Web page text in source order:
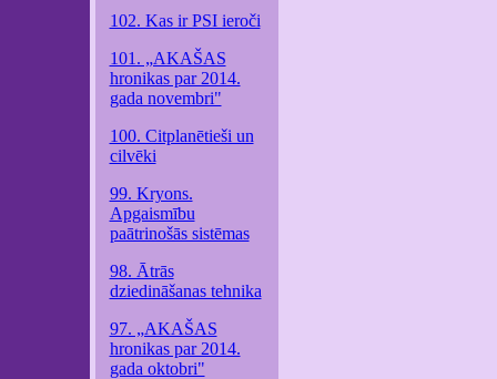
102. Kas ir PSI ieroči
101. „AKAŠAS
hronikas par 2014.
gada novembri"
100. Citplanētieši un
cilvēki
99. Kryons.
Apgaismību
paātrinošās sistēmas
98. Ātrās
dziedināšanas tehnika
97. „AKAŠAS
hronikas par 2014.
gada oktobri"